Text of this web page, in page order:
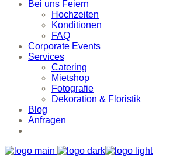
Bei uns Feiern
Hochzeiten
Konditionen
FAQ
Corporate Events
Services
Catering
Mietshop
Fotografie
Dekoration & Floristik
Blog
Anfragen